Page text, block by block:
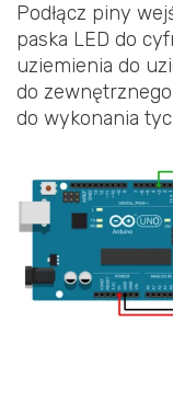
Podłącz piny
paska LED do
uziemienia do
do
do wykonania